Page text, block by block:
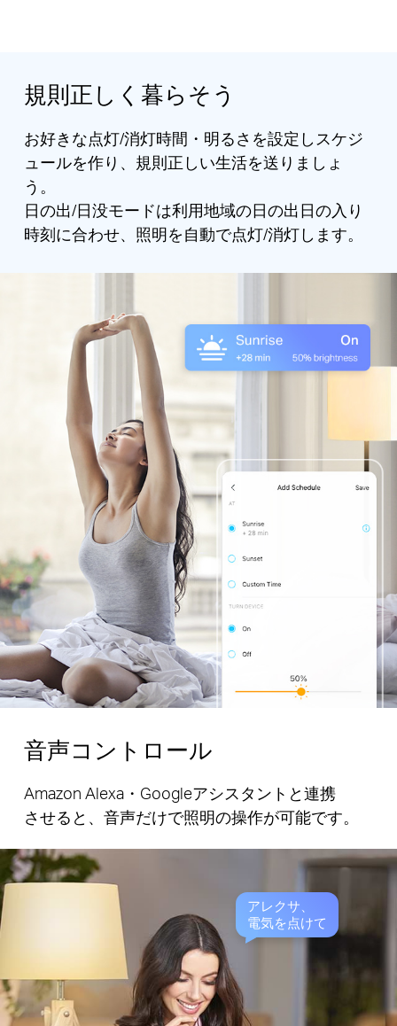
規則正しく暮らそう
お好きな点灯/消灯時間・明るさを設定しスケジ
ュールを作り、規則正しい生活を送りましょ
う。
日の出/日没モードは利用地域の日の出日の入り
時刻に合わせ、照明を自動で点灯/消灯します。
アレクサ、
電気を点けて
音声コントロール
Amazon Alexa・Googleアシスタントと連携
させると、音声だけで照明の操作が可能です。